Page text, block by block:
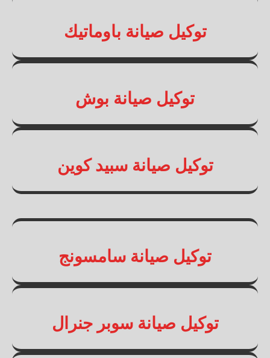
توكيل صيانة باوماتيك
توكيل صيانة بوش
توكيل صيانة سبيد كوين
توكيل صيانة سامسونج
توكيل صيانة سوبر جنرال